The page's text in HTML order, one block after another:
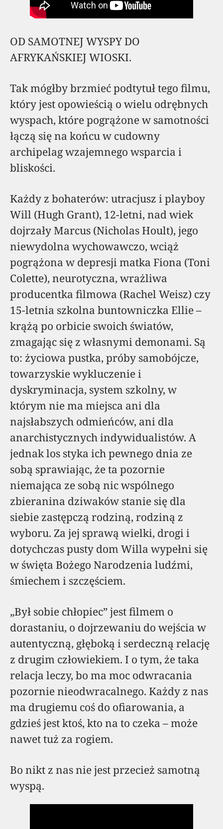
OD SAMOTNEJ WYSPY DO
AFRYKAŃSKIEJ WIOSKI.
Tak mógłby brzmieć podtytuł tego filmu,
który jest opowieścią o wielu odrębnych
wyspach, które pogrążone w samotności
łączą się na końcu w cudowny
archipelag wzajemnego wsparcia i
bliskości.
Każdy z bohaterów: utracjusz i playboy
Will (Hugh Grant), 12-letni, nad wiek
dojrzały Marcus (Nicholas Hoult), jego
niewydolna wychowawczo, wciąż
pogrążona w depresji matka Fiona (Toni
Colette), neurotyczna, wrażliwa
producentka filmowa (Rachel Weisz) czy
15-letnia szkolna buntowniczka Ellie –
krążą po orbicie swoich światów,
zmagając się z własnymi demonami. Są
to: życiowa pustka, próby samobójcze,
towarzyskie wykluczenie i
dyskryminacja, system szkolny, w
którym nie ma miejsca ani dla
najsłabszych odmieńców, ani dla
anarchistycznych indywidualistów. A
jednak los styka ich pewnego dnia ze
sobą sprawiając, że ta pozornie
niemająca ze sobą nic wspólnego
zbieranina dziwaków stanie się dla
siebie zastępczą rodziną, rodziną z
wyboru. Za jej sprawą wielki, drogi i
dotychczas pusty dom Willa wypełni się
w święta Bożego Narodzenia ludźmi,
śmiechem i szczęściem.
„Był sobie chłopiec” jest filmem o
dorastaniu, o dojrzewaniu do wejścia w
autentyczną, głęboką i serdeczną relację
z drugim człowiekiem. I o tym, że taka
relacja leczy, bo ma moc odwracania
pozornie nieodwracalnego. Każdy z nas
ma drugiemu coś do ofiarowania, a
gdzieś jest ktoś, kto na to czeka – może
nawet tuż za rogiem.
Bo nikt z nas nie jest przecież samotną
wyspą.